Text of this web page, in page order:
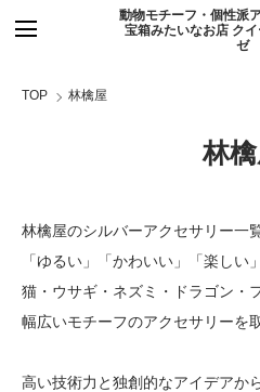
動物モチーフ・個性派
宝箱みたいなお店 ク
ゼ
TOP 林檎屋
林
林檎屋のシルバーアクセサリー一
「ゆるい」「かわいい」「楽しい
猫・ウサギ・ネズミ・ドラゴン・
幅広いモチーフのアクセサリーを
高い技術力と独創的なアイデアか